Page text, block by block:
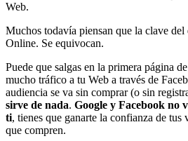
Web.
Muchos todavía piensan que la clave del
Online. Se equivocan.
Puede que salgas en la primera página
mucho tráfico a tu Web a través de
audiencia se va sin comprar (o sin
sirve de nada. Google y Facebook no
ti, tienes que ganarte la confianza de tus
que compren.